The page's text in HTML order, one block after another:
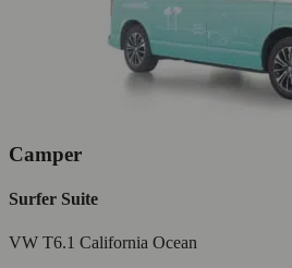
Camper
Surfer Suite
VW T6.1 California Ocean